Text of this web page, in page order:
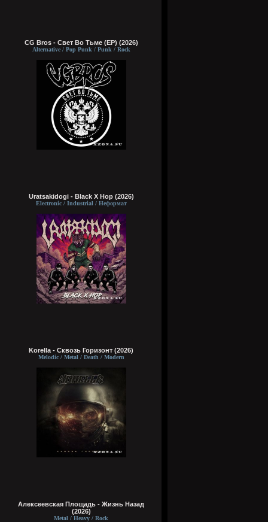
CG Bros - Свет Во Тьме (EP) (2026)
Alternative / Pop Punk / Punk / Rock
Uratsakidogi - Black X Hop (2026)
Electronic / Industrial / Неформат
Korella - Сквозь Горизонт (2026)
Melodic / Metal / Death / Modern
Алексеевская Площадь - Жизнь Назад
(2026)
Metal / Heavy / Rock